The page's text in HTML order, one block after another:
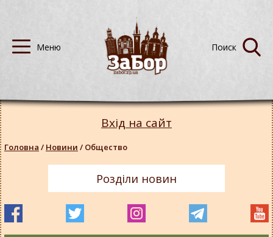
Вхід на сайт
Головна / Новини / Общество
Розділи новин